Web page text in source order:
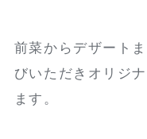
前菜からデザート
びいただきオリジ
ます。